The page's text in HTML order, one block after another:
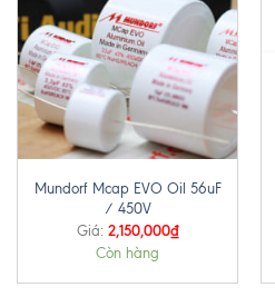
Mundorf Mcap EVO Oil 56uF
/ 450V
Giá: 2,150,000₫
Còn hàng